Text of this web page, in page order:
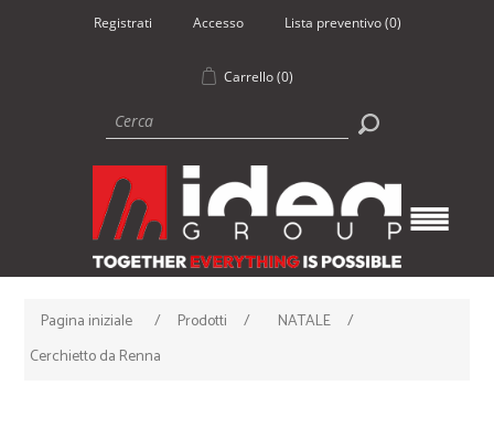
Registrati Accesso Lista preventivo (0)
Carrello (0)
Pagina iniziale / Prodotti / NATALE
/
Cerchietto da Renna